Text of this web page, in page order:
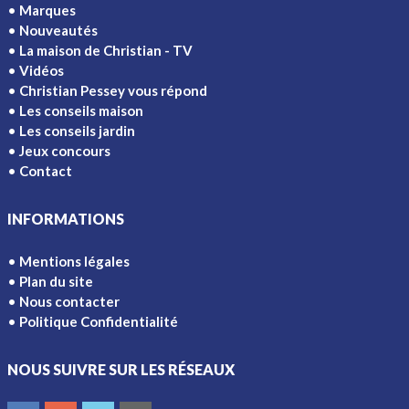
Marques
Nouveautés
La maison de Christian - TV
Vidéos
Christian Pessey vous répond
Les conseils maison
Les conseils jardin
Jeux concours
Contact
INFORMATIONS
Mentions légales
Plan du site
Nous contacter
Politique Confidentialité
NOUS SUIVRE SUR LES RÉSEAUX